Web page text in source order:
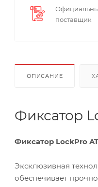
поставщик
ОПИСАНИЕ
Фиксатор
Фиксатор LockPro
Эксклюзивная
обеспечивает